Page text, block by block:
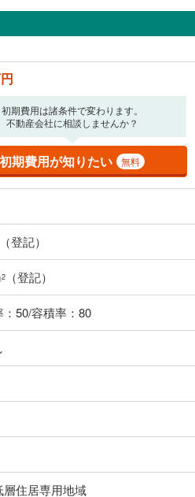
機関によって異なります。
します。初期設定で自動入力されてい
ける貸出金利とは何ら関係がなく、実際
何ら保証するものではありません。返
しております。入力された金利を35年
しています。
かります。ご注意ください。実際にお
、必ずご自身でご確認をお願いいたしま
いことがあります。
入相談をする
閉じる
初期費用は諸条件で変わります。
不動産会社に相談しませんか？
初期費用が知りたい 無料
（登記）
2 （登記）
50/容積率：80
層住居専用地域